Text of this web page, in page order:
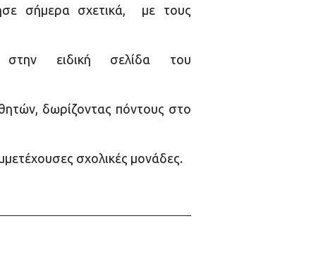
σήμερα σχετικά, με τους
ειδική σελίδα του
δωρίζοντας πόντους στο
σχολικές μονάδες.